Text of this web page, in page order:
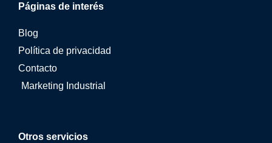
Otros servicios
Páginas de interés
Blog
Política de privacidad
Contacto
Marketing Industrial